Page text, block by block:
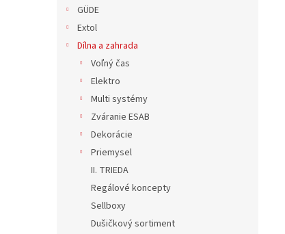
GÜDE
Extol
Dílna a zahrada
Voľný čas
Elektro
Multi systémy
Zváranie ESAB
Dekorácie
Priemysel
II. TRIEDA
Regálové koncepty
Sellboxy
Dušičkový sortiment